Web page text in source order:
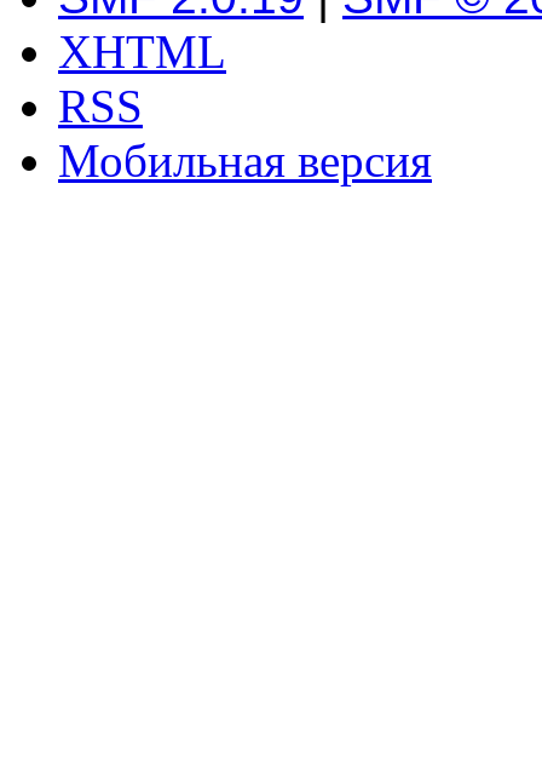
XHTML
RSS
Мобильная версия